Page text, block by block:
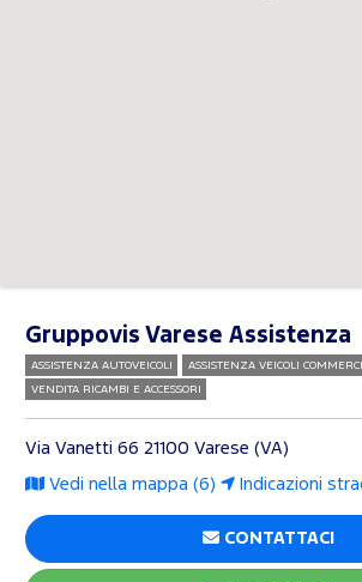
Gruppovis Varese Assistenza
ASSISTENZA AUTOVEICOLI ASSISTENZA VEICOLI
VENDITA RICAMBI E ACCESSORI
Via Vanetti 66 21100 Varese (VA)
Vedi nella mappa (6) Indicazioni
CONTATTACI